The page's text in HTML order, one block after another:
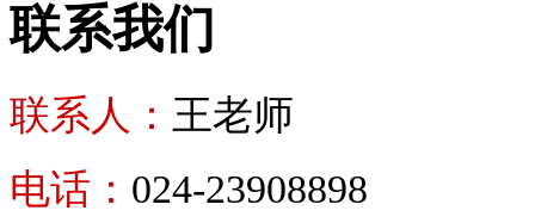
联系我们
联系人： 王老师
电话： 024-23908898